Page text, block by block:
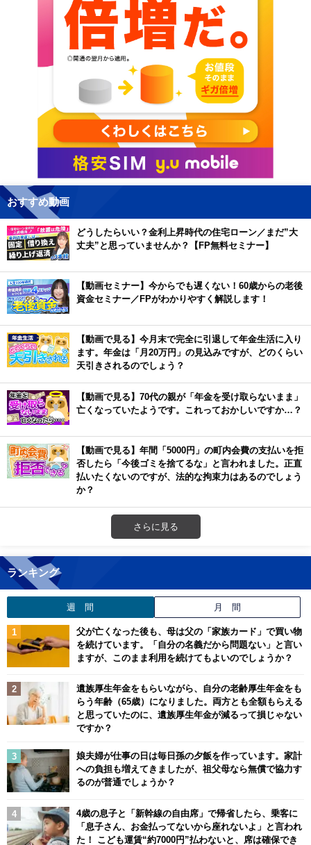
おすすめ動画
どうしたらいい？金利上昇時代の住宅ローン／まだ”大
丈夫”と思っていませんか？【FP無料セミナー】
【動画セミナー】今からでも遅くない！60歳からの老後
資金セミナー／FPがわかりやすく解説します！
【動画で見る】今月末で完全に引退して年金生活に入り
ます。年金は「月20万円」の見込みですが、どのくらい
天引きされるのでしょう？
【動画で見る】70代の親が「年金を受け取らないまま」
亡くなっていたようです。これっておかしいですか…？
【動画で見る】年間「5000円」の町内会費の支払いを拒
否したら「今後ゴミを捨てるな」と言われました。正直
払いたくないのですが、法的な拘束力はあるのでしょう
か？
さらに見る
ランキング
週 間 月 間
父が亡くなった後も、母は父の「家族カード」で買い物
を続けています。「自分の名義だから問題ない」と言い
ますが、このまま利用を続けてもよいのでしょうか？
遺族厚生年金をもらいながら、自分の老齢厚生年金をも
らう年齢（65歳）になりました。両方とも全額もらえる
と思っていたのに、遺族厚生年金が減るって損じゃない
ですか？
娘夫婦が仕事の日は毎日孫の夕飯を作っています。家計
への負担も増えてきましたが、祖父母なら無償で協力す
るのが普通でしょうか？
4歳の息子と「新幹線の自由席」で帰省したら、乗客に
「息子さん、お金払ってないから座れないよ」と言われ
た！ こども運賃“約7000円”払わないと、席は確保でき